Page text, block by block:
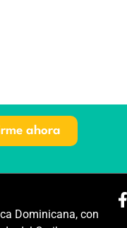
ahora
Dominicana, con